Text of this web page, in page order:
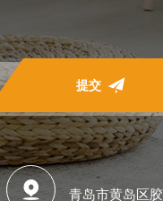
提交
青岛市黄岛区